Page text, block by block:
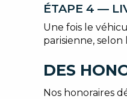
ÉTAPE 4 —
Une fois le
parisienne,
DES
Nos honoraires